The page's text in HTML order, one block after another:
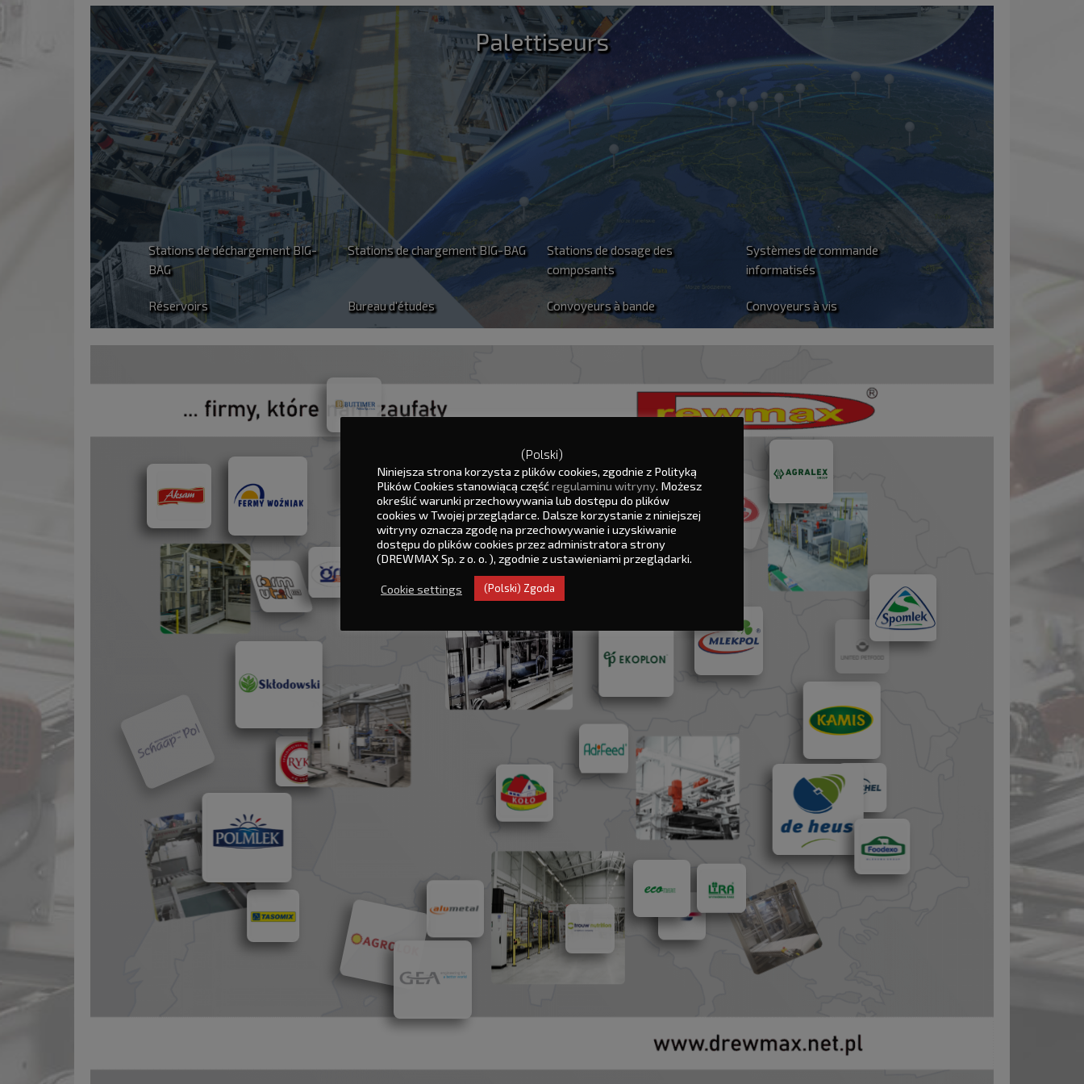
Palettiseurs
Surface
2500 150
Passé
1800
Appareils fabriqués
Plus de
100
Appareils proposés
26
Années d'expérience
sur le marché
(Polski)
Niniejsza strona korzysta z plików cookies, zgodnie z Polityką
Plików Cookies stanowiącą częśćregulaminu witryny. Możesz
określić warunki przechowywania lub dostępu do plików
cookies w Twojej przeglądarce. Dalsze korzystanie z niniejszej
witryny oznacza zgodę na przechowywanie i uzyskiwanie
dostępu do plików cookies przez administratora strony
(DREWMAX Sp. z o. o. ), zgodnie z ustawieniami przeglądarki.
Cookie settings (Polski) Zgoda